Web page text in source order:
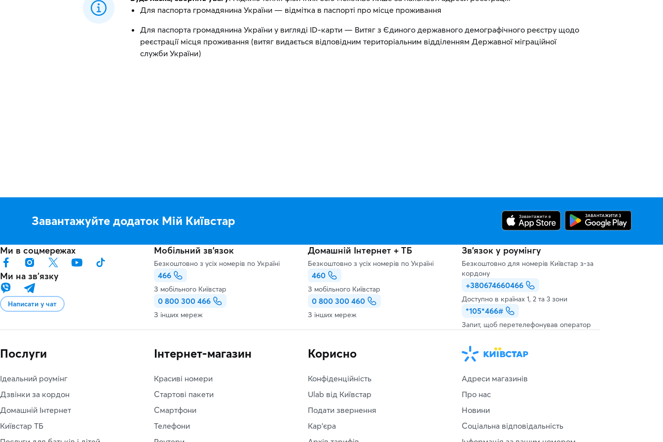
Для паспорта громадянина України — відмітка в паспорті про місце проживання
Для паспорта громадянина України у вигляді ID-карти — Витяг з Єдиного державного демографічного реєстру щодо
реєстрації місця проживання (витяг видається відповідним територіальним відділенням Державної міграційної
служби України)
Завантажуйте додаток Мій Київстар
Ми в соцмережах
Ми на звʼязку
Написати у чат
Мобільний зв'язок
Безкоштовно з усіх номерів по Україні
466
З мобільного Київстар
0 800 300 466
З інших мереж
Домашній Інтернет + ТБ
Безкоштовно з усіх номерів по Україні
460
З мобільного Київстар
0 800 300 460
З інших мереж
Зв’язок у роумінгу
Безкоштовно для номерів Київстар з-за
кордону
+380674660466
Доступно в країнах 1, 2 та 3 зони
*105*466#
Запит, щоб перетелефонував оператор
Послуги
Ідеальний роумінг
Дзвінки за кордон
Домашній Інтернет
Київстар ТБ
Інтернет-магазин
Красиві номери
Стартові пакети
Смартфони
Телефони
Корисно
Конфіденційність
Ulab від Київстар
Подати звернення
Кар'єра
Адреси магазинів
Про нас
Новини
Соціальна відповідальність